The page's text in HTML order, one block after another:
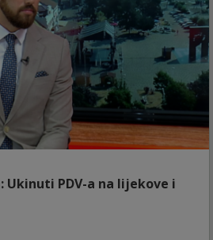
Ukinuti PDV-a na lijekove i